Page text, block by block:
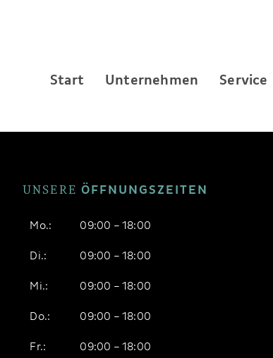
Start Unternehmen Service
UNSERE ÖFFNUNGSZEITEN
Mo.: 09:00 – 18:00
Di.: 09:00 – 18:00
Mi.: 09:00 – 18:00
Do.: 09:00 – 18:00
Fr.: 09:00 – 18:00